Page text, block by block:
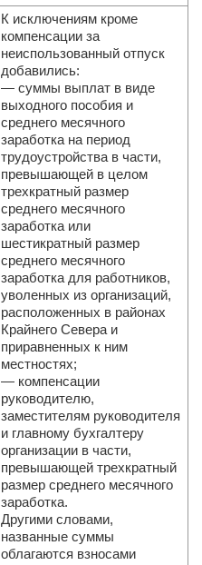
К исключениям кроме
компенсации за
неиспользованный отпуск
добавились:
— суммы выплат в виде
выходного пособия и
среднего месячного
заработка на период
трудоустройства в части,
превышающей в целом
трехкратный размер
среднего месячного
заработка или
шестикратный размер
среднего месячного
заработка для работников,
уволенных из организаций,
расположенных в районах
Крайнего Севера и
приравненных к ним
местностях;
— компенсации
руководителю,
заместителям руководителя
и главному бухгалтеру
организации в части,
превышающей трехкратный
размер среднего месячного
заработка.
Другими словами,
названные суммы
облагаются взносами